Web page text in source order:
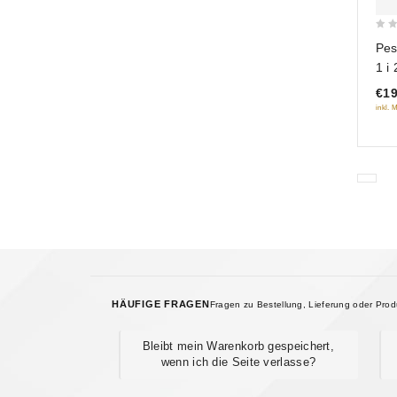
of
5
1 i
inkl.
HÄUFIGE FRAGENFragen zu Bestellung, Lieferung oder
Bleibt mein Warenkorb gespeichert,
wenn ich die Seite verlasse?